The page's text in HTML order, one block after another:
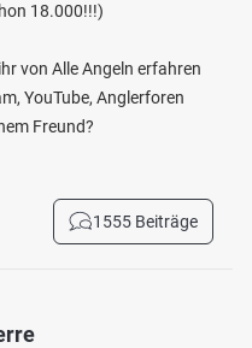
18.000!!!)
von Alle Angeln erfahren
YouTube, Anglerforen
Freund?
1555 Beiträge